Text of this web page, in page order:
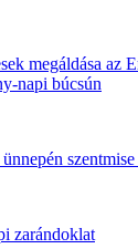
megáldása az
napi búcsún
zarándoklat